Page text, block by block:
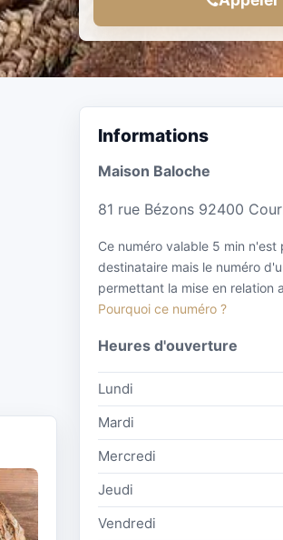
Informations
Maison Baloche
81 rue Bézons 92400
Ce numéro valable 5 min n'est
destinataire mais le numéro
permettant la mise en relation
Pourquoi ce numéro ?
Heures d'ouverture
Lundi
Mardi
Mercredi
Jeudi
Vendredi